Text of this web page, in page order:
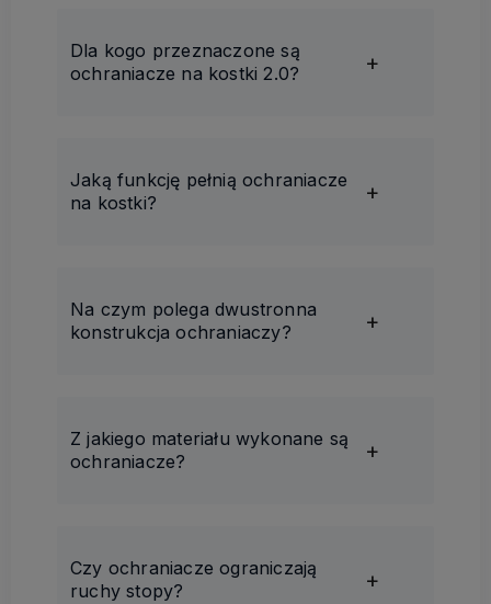
Dla kogo przeznaczone są
ochraniacze na kostki 2.0?
Jaką funkcję pełnią ochraniacze
na kostki?
Na czym polega dwustronna
konstrukcja ochraniaczy?
Z jakiego materiału wykonane są
ochraniacze?
Czy ochraniacze ograniczają
ruchy stopy?